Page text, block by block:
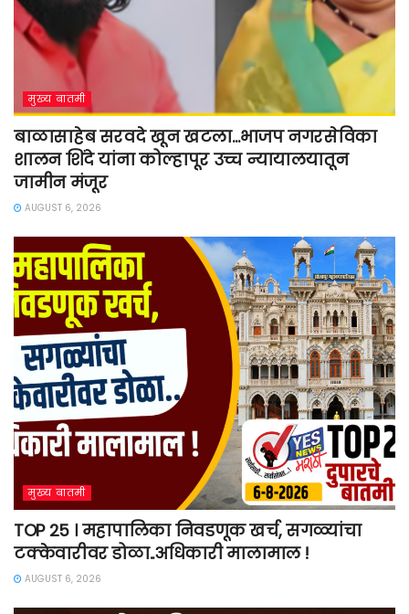
मुख्य बातमी
बाळासाहेब सरवदे खून खटला…भाजप नगरसेविका
शालन शिंदे यांना कोल्हापूर उच्च न्यायालयातून
जामीन मंजूर
AUGUST 6, 2026
मुख्य बातमी
TOP 25 । महापालिका निवडणूक खर्च, सगळ्यांचा
टक्केवारीवर डोळा..अधिकारी मालामाल !
AUGUST 6, 2026